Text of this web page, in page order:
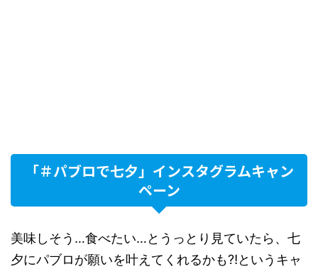
「＃パブロで七夕」インスタグラムキャン
ペーン
美味しそう…食べたい…とうっとり見ていたら、七
夕にパブロが願いを叶えてくれるかも⁈というキャ